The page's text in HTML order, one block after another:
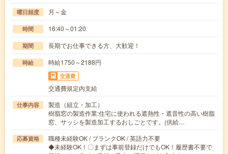
曜日頻度 月～金
時間 16:40～01:20
期間 長期でお仕事できる方、大歓迎！
時給 時給1750～2188円
交通費
交通費規定内支給
仕事内容
製造（組立・加工）
樹脂窓の製造作業:住宅に使われる遮熱性・遮音性の高い樹脂
窓、サッシを製造加工するおしごとです。(供給…
応募資格
職種未経験OK / ブランクOK / 英語力不要
◆未経験OK！〇まずは事前登録だけでもOK！履歴書不要で